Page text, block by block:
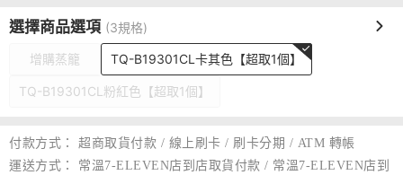
選擇商品選項 (3規格)
增購蒸籠 TQ-B19301CL卡其色【超取1個】
TQ-B19301CL粉紅色【超取1個】
付款方式：
超商取貨付款 / 線上刷卡 / 刷卡分期 / ATM 轉帳
運送方式：
常溫7-ELEVEN店到店取貨付款 / 常溫7-ELEVEN店到